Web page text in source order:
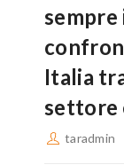
Italia
settore
taradmin